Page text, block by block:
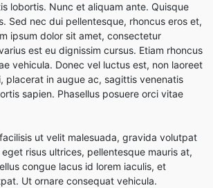
lobortis. Nunc et aliquam ante. Quisque
Sed nec dui pellentesque, rhoncus eros et,
ipsum dolor sit amet, consectetur
est eu dignissim cursus. Etiam rhoncus
vehicula. Donec vel luctus est, non laoreet
placerat in augue ac, sagittis venenatis
sapien. Phasellus posuere orci vitae
ut velit malesuada, gravida volutpat
risus ultrices, pellentesque mauris at,
congue lacus id lorem iaculis, et
Ut ornare consequat vehicula.